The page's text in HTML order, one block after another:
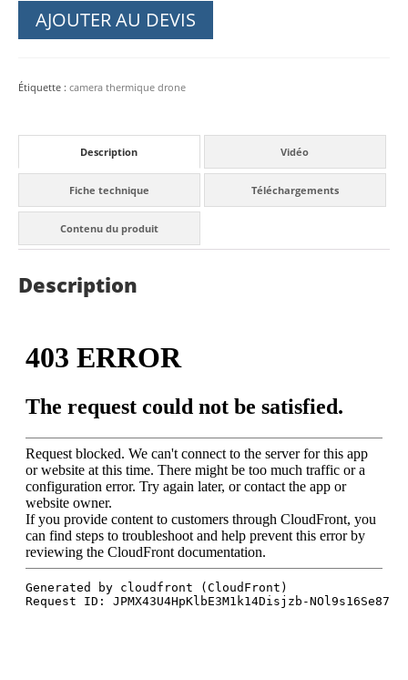
Wiris
mini
drones
AJOUTER AU DEVIS
Étiquette : camera thermique drone
Description Vidéo
Fiche technique Téléchargements
Contenu du produit
Description